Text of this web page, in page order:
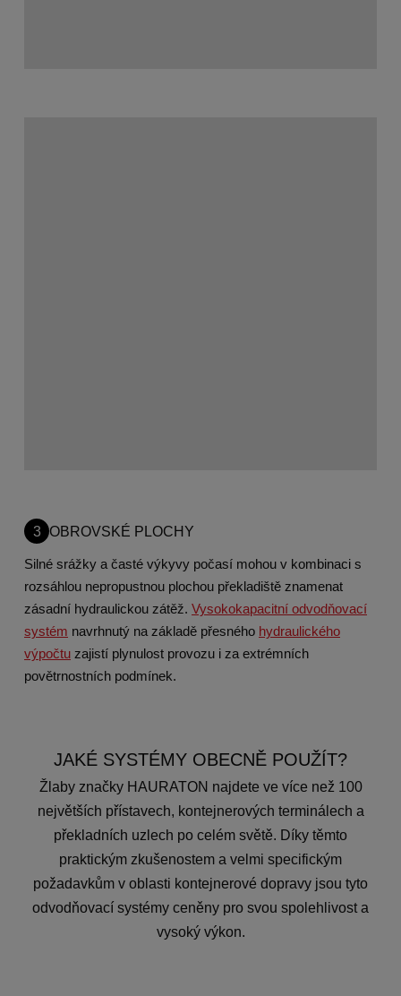
3 OBROVSKÉ PLOCHY
Silné srážky a časté výkyvy počasí mohou v kombinaci s
rozsáhlou nepropustnou plochou překladiště znamenat
zásadní hydraulickou zátěž. Vysokokapacitní odvodňovací
systém navrhnutý na základě přesného hydraulického
výpočtu zajistí plynulost provozu i za extrémních
povětrnostních podmínek.
JAKÉ SYSTÉMY OBECNĚ POUŽÍT?
Žlaby značky HAURATON najdete ve více než 100
největších přístavech, kontejnerových terminálech a
překladních uzlech po celém světě. Díky těmto
praktickým zkušenostem a velmi specifickým
požadavkům v oblasti kontejnerové dopravy jsou tyto
odvodňovací systémy ceněny pro svou spolehlivost a
vysoký výkon.